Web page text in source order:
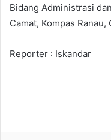
Bidang Administrasi
Camat, Kompas Ranau,
Reporter : Iskandar